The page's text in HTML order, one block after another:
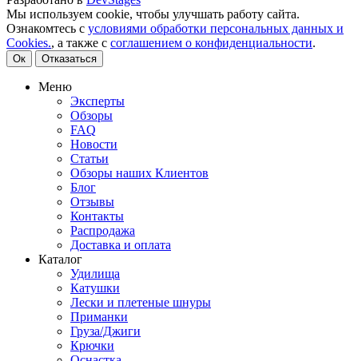
Мы используем cookie, чтобы улучшать работу сайта.
Ознакомтесь с условиями обработки персональных данных и
Cookies., а также с соглашением о конфиденциальности.
Ок Отказаться
Меню
Эксперты
Обзоры
FAQ
Новости
Статьи
Обзоры наших Клиентов
Блог
Отзывы
Контакты
Распродажа
Доставка и оплата
Каталог
Удилища
Катушки
Лески и плетеные шнуры
Приманки
Груза/Джиги
Крючки